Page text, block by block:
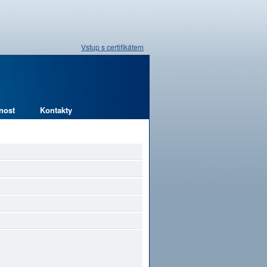
Vstup s certifikátem
Kontakty